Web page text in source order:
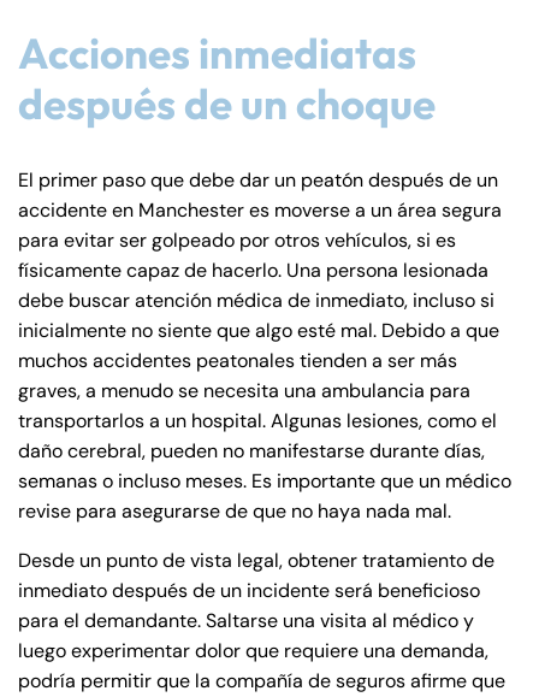
cu
Acciones inmediatas
después de un choque
El primer paso que debe dar un peatón después de un
accidente en Manchester es moverse a un área segura
para evitar ser golpeado por otros vehículos, si es
físicamente capaz de hacerlo. Una persona lesionada
debe buscar atención médica de inmediato, incluso si
inicialmente no siente que algo esté mal. Debido a que
muchos accidentes peatonales tienden a ser más
graves, a menudo se necesita una ambulancia para
transportarlos a un hospital. Algunas lesiones, como el
daño cerebral, pueden no manifestarse durante días,
semanas o incluso meses. Es importante que un médico
revise para asegurarse de que no haya nada mal.
Desde un punto de vista legal, obtener tratamiento de
inmediato después de un incidente será beneficioso
para el demandante. Saltarse una visita al médico y
luego experimentar dolor que requiere una demanda,
podría permitir que la compañía de seguros afirme que